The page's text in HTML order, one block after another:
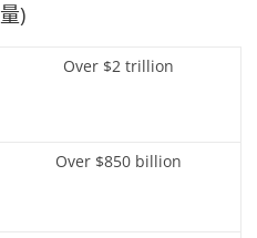
)
Over $2 trillion
Over $850 billion